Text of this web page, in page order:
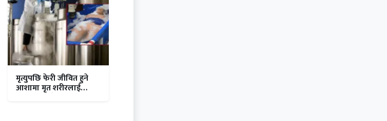
मृत्युपछि फेरी जीवित हुने
आशामा मृत शरीरलाई
संरक्षण गरिदै !